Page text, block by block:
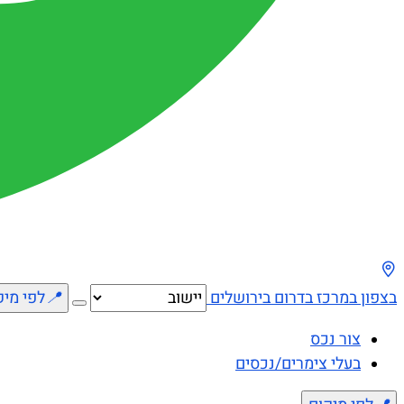
בצפוןבמרכזבדרוםבירושלים 📍לפי
צור נכס
בעלי צימרים/נכסים